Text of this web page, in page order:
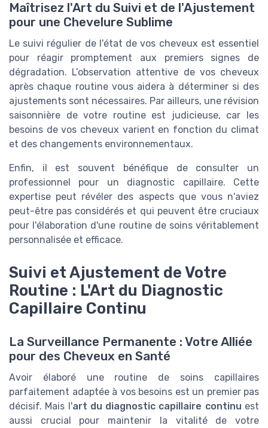
Maîtrisez l'Art du Suivi et de l'Ajustement
pour une Chevelure Sublime
Le suivi régulier de l'état de vos cheveux est essentiel
pour réagir promptement aux premiers signes de
dégradation. L’observation attentive de vos cheveux
après chaque routine vous aidera à déterminer si des
ajustements sont nécessaires. Par ailleurs, une révision
saisonnière de votre routine est judicieuse, car les
besoins de vos cheveux varient en fonction du climat
et des changements environnementaux.
Enfin, il est souvent bénéfique de consulter un
professionnel pour un diagnostic capillaire. Cette
expertise peut révéler des aspects que vous n'aviez
peut-être pas considérés et qui peuvent être cruciaux
pour l'élaboration d'une routine de soins véritablement
personnalisée et efficace.
Suivi et Ajustement de Votre
Routine : L'Art du Diagnostic
Capillaire Continu
La Surveillance Permanente : Votre Alliée
pour des Cheveux en Santé
Avoir élaboré une routine de soins capillaires
parfaitement adaptée à vos besoins est un premier pas
décisif. Mais l'art du diagnostic capillaire continu est
aussi crucial pour maintenir la vitalité de votre